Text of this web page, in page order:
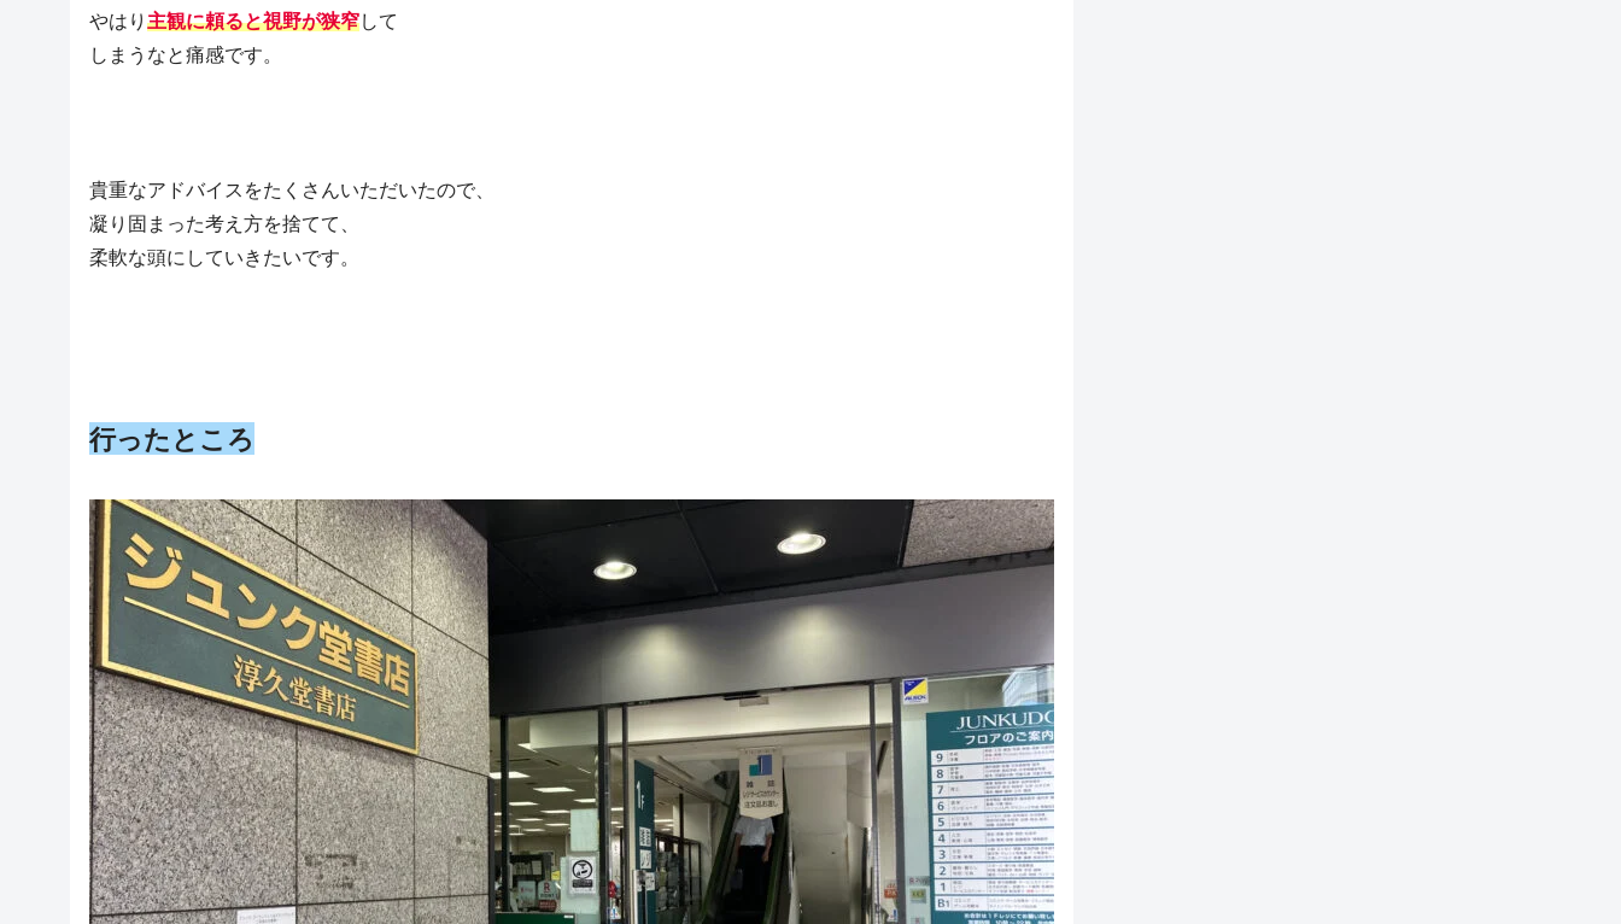
やはり 主観に頼ると視野が狭窄して
しまうなと痛感です。
貴重なアドバイスをたくさんいただいたので、
凝り固まった考え方を捨てて、
柔軟な頭にしていきたいです。
行ったところ